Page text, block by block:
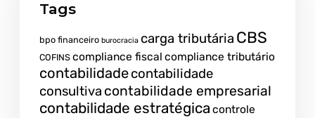
Tags
bpo financeiro burocracia carga tributária CBS
COFINS compliance fiscal compliance tributário
contabilidadecontabilidade
consultiva contabilidade empresarial
contabilidade estratégica controle